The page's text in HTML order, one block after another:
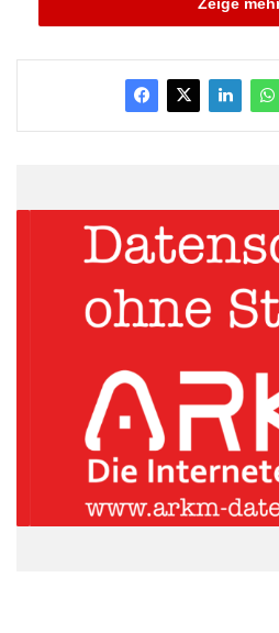
geboren wurden (Millennials) sind
Erwachsenen in Deutschland
Tag. Das sind Ergebnisse des
Ergebnissen für Deutschland:
Aktuelle Podcasts zum Norton
http://tinyurl.com/c4m4c2
Aktuelle
http://tinyurl.com/3eurj95
Weltweit gibt es mehr als 430
vergangenes Jahr Opfer von
auch die 43.000 täglich neuen Opfer
veranschaulichen das Ausmaß von
allem die besonders aktiven User
im Fadenkreuz der Online-